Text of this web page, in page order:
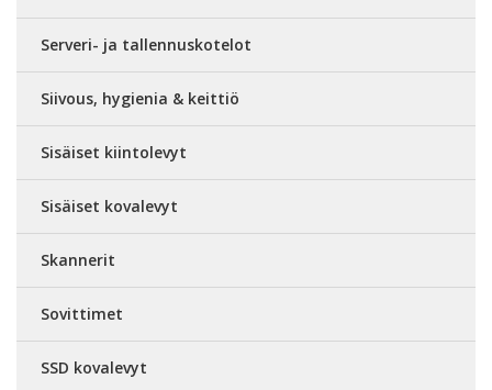
Serveri- ja tallennuskotelot
Siivous, hygienia & keittiö
Sisäiset kiintolevyt
Sisäiset kovalevyt
Skannerit
Sovittimet
SSD kovalevyt